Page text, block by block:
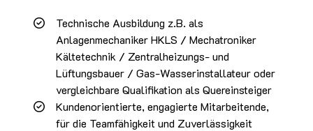
Technische Ausbildung z.B. als
Anlagenmechaniker HKLS / Mechatroniker
Kältetechnik / Zentralheizungs- und
Lüftungsbauer / Gas-Wasserinstallateur oder
vergleichbare Qualifikation als Quereinsteiger
Kundenorientierte, engagierte Mitarbeitende,
für die Teamfähigkeit und Zuverlässigkeit